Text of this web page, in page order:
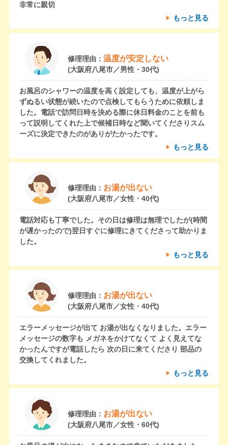
非常に親切
もっと見る
修理理由： 温度が安定しない
(大阪府八尾市／男性・30代)
お風呂のシャワーの温度を高く設定しても、温度が上がら
ずぬるい状態が続いたので点検してもらうために依頼しま
した。電話で訪問日時を決める際に休日料金のことを前も
って説明してくれた上で候補日時など聞いてくださりスム
ーズに決定できたのがありがたかったです。
もっと見る
修理理由： お湯が出ない
(大阪府八尾市／女性・40代)
電話対応も丁寧でした。その日は修理は無理でしたが(時間
が遅かったので)翌日すぐに修理にきてくださって助かりま
した。
もっと見る
修理理由： お湯が出ない
(大阪府八尾市／女性・40代)
エラーメッセージが出て お湯が出なくなりました。エラー
メッセージの数字も メガネをかけてなくて よく見えてな
かったんですが電話したら 次の日に来てくださり 部品の
交換してくれました。
もっと見る
修理理由： お湯が出ない
(大阪府八尾市／女性・60代)